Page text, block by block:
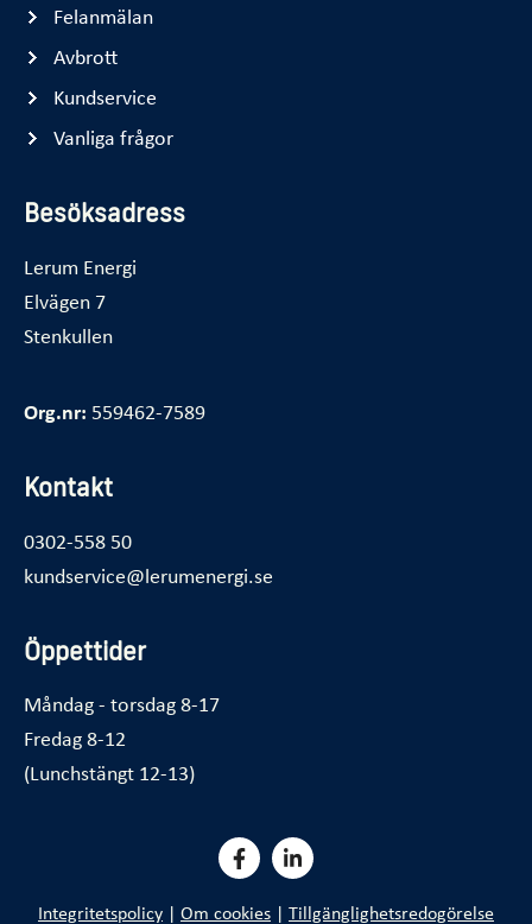
Felanmälan
Avbrott
Kundservice
Vanliga frågor
Besöksadress
Lerum Energi
Elvägen 7
Stenkullen
Org.nr: 559462-7589
Kontakt
0302-558 50
kundservice@lerumenergi.se
Öppettider
Måndag - torsdag 8-17
Fredag 8-12
(Lunchstängt 12-13)
Integritetspolicy | Om cookies | Tillgänglighetsredogörelse